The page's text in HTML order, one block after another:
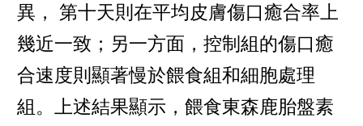
異， 第十天則在平均皮膚傷口癒合率上
幾近一致；另一方面，控制組的傷口癒
合速度則顯著慢於餵食組和細胞處理
組。上述結果顯示，餵食東森鹿胎盤素